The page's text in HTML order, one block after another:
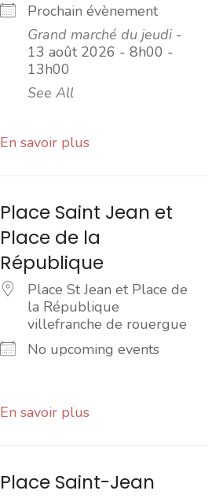
Prochain évènement
Grand marché du jeudi -
13 août 2026 - 8h00 -
13h00
See All
En savoir plus
Place Saint Jean et
Place de la
République
Place St Jean et Place de
la République
villefranche de rouergue
No upcoming events
En savoir plus
Place Saint-Jean